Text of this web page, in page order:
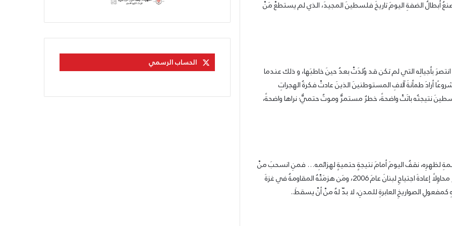
أبطالُ الضفةِ اليومَ تاريخَ فلسطينَ المجيدَ، الذي لم يستطعْ مَنْ
بأجيالِه التي لم تكن قد وُلدَتْ بعدُ حينَ خاطبَها، و ذلك عندما
أرادَ طمأنةَ آلافِ المستوطنينَ الذينَ عادتْ فكرةُ الهجراتِ
نتيجتُه باتَتْ واضحةً، خطرٌ مستمرٌّ وموتٌ حتميٌّ؛ نراها واضحةً،
لظهرِه، نقفُ اليومَ أمامَ نتيجةٍ حتميةٍ لهزائمِه… فمنِ انسحبَ منْ
بيروتَ عامَ 1982، ومنْ جنوبِ لبنانَ عامَ 2000، ومَنْ تقهقهرَ محاوِلًا إعادةَ اجتياحِ لبنانَ عامَ 2006، ومَن هزمَتْهُ المقاومةُ في غزةَ
الصواريخِ العابرةِ للمدنِ، لا بدّ لهُ منْ أنْ يسقطَ..
الحساب الرسمي